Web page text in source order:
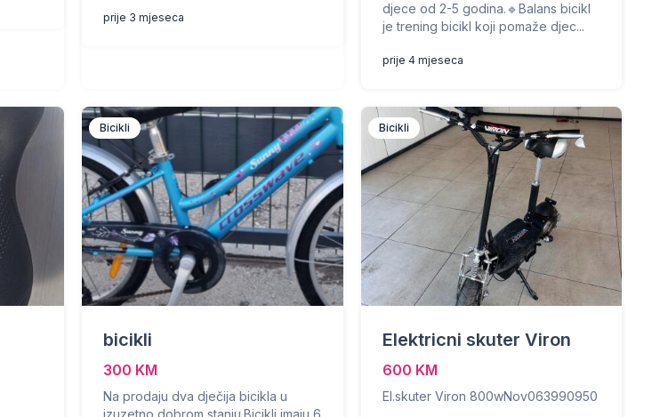
prije 3 mjeseca
djece od 2-5 godina.🔹Balans bicikl
je trening bicikl koji pomaže djec...
prije 4 mjeseca
Bicikli
bicikli
300 KM
Na prodaju dva dječija bicikla u
izuzetno dobrom stanju.Bicikli imaju 6
Bicikli
Elektricni skuter Viron
600 KM
El.skuter Viron 800wNov063990950